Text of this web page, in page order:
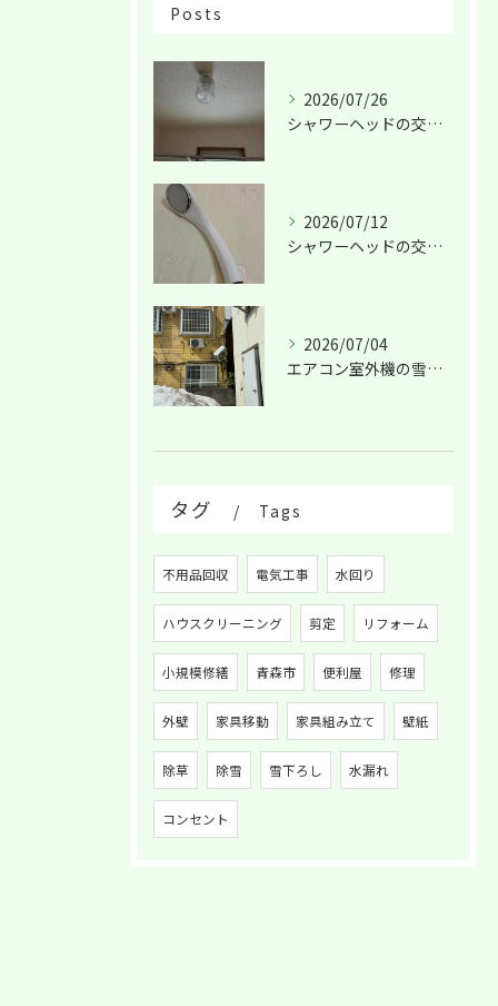
Posts
2026/07/26
シャワーヘッドの交換は！
2026/07/12
シャワーヘッドの交換は！
2026/07/04
エアコン室外機の雪害！
タグ Tags
不用品回収 電気工事 水回り
ハウスクリーニング 剪定 リフォーム
小規模修繕 青森市 便利屋 修理
外壁 家具移動 家具組み立て 壁紙
除草 除雪 雪下ろし 水漏れ
コンセント